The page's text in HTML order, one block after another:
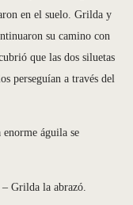
en el suelo. Grilda y
su camino con
que las dos siluetas
perseguían a través del
águila se
Grilda la abrazó.